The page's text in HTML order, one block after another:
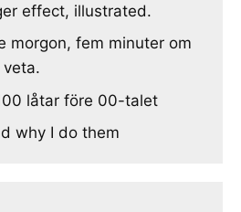
effect, illustrated.
morgon, fem minuter om
låtar före 00-talet
why I do them